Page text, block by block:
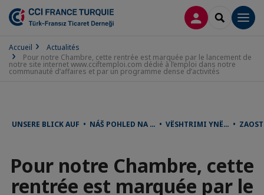
CONNEXION
Accueil
Actualités
Pour notre Chambre, cette rentrée est marquée par le lancement de
notre site internet www.cciftemploi.com dédié à l’emploi dans notre
communauté d’affaires et par un programme dense d’activités
UNSERE BLICK AUF • NÁŠ POHLED NA … • VËSHTRIMI YNË… •
Pour notre Chambre, cette
rentrée est marquée par le